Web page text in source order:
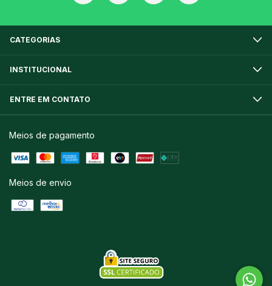
CATEGORIAS
INSTITUCIONAL
ENTRE EM CONTATO
Meios de pagamento
Meios de envio